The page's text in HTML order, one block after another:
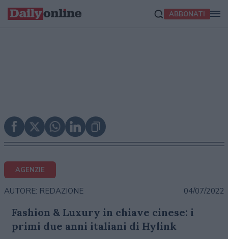
ABBONATI
AGENZIE
AUTORE: REDAZIONE 04/07/2022
Fashion & Luxury in chiave cinese: i
primi due anni italiani di Hylink